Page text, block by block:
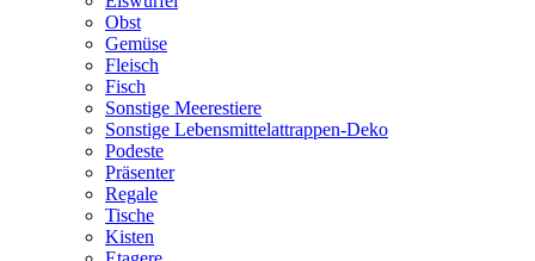
Obst
Gemüse
Fleisch
Fisch
Sonstige Meerestiere
Sonstige Lebensmittelattrappen-Deko
Podeste
Präsenter
Regale
Tische
Kisten